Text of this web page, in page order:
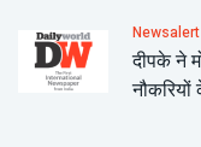
Newsalert
दीपके ने